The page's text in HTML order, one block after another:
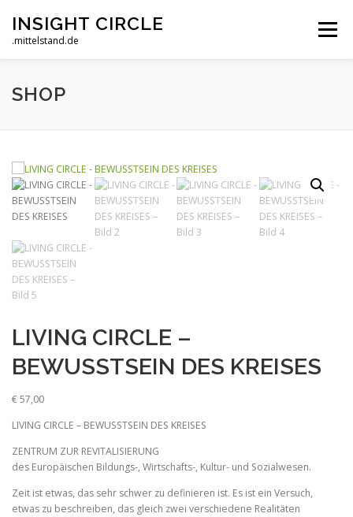
Inhalt
springen
INSIGHT CIRCLE
.mittelstand.de
Menü
LIVING CIRCLE
SHOP
LIVING CIRCLE –
BEWUSSTSEIN DES KREISES
€57,00
LIVING CIRCLE – BEWUSSTSEIN DES KREISES
ZENTRUM ZUR REVITALISIERUNG
des Europäischen Bildungs-, Wirtschafts-, Kultur- und Sozialwesen.
Zeit ist etwas, das sehr schwer zu definieren ist. Es ist ein Versuch,
etwas zu beschreiben, das gleich zwei verschiedene Realitäten